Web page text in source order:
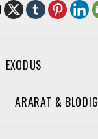
EXODUS
ARARAT & BLODIG